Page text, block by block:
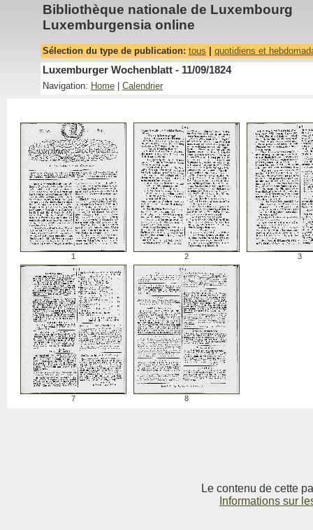
Bibliothèque nationale de Luxembourg
Luxemburgensia online
Sélection du type de publication: tous quotidiens et
Luxemburger Wochenblatt - 11/09/1824
Navigation: Home Calendrier
1 2 3
7 8
Le contenu de cette
Informations sur